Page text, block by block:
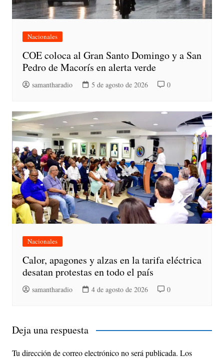
Nacionales
COE coloca al Gran Santo Domingo y a San
Pedro de Macorís en alerta verde
samantharadio 5 de agosto de 2026 0
Nacionales
Calor, apagones y alzas en la tarifa eléctrica
desatan protestas en todo el país
samantharadio 4 de agosto de 2026 0
Deja una respuesta
Tu dirección de correo electrónico no será publicada. Los